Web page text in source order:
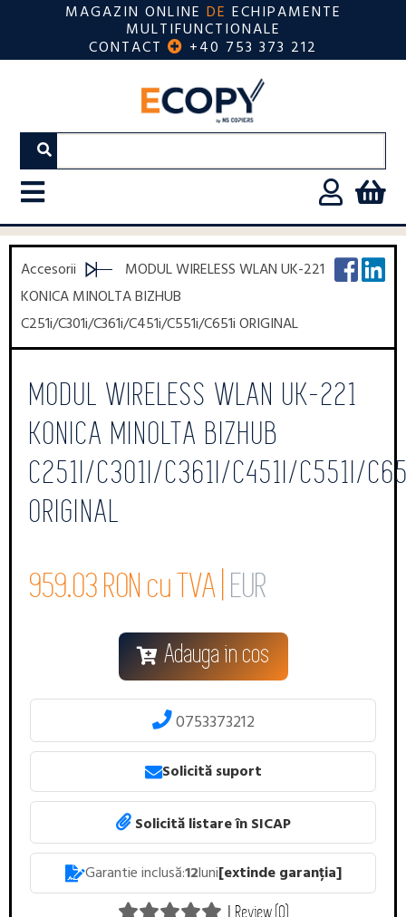
MAGAZIN ONLINE DE ECHIPAMENTE
MULTIFUNCTIONALE
CONTACT +40 753 373 212
Accesorii
MODUL WIRELESS WLAN UK-221
KONICA MINOLTA BIZHUB
C251i/C301i/C361i/C451i/C551i/C651i ORIGINAL
MODUL WIRELESS WLAN UK-221
KONICA MINOLTA BIZHUB
C251I/C301I/C361I/C451I/C551I/
ORIGINAL
959.03 RON cu TVA | EUR
Adauga in cos
0753373212
Solicită suport
Solicită listare în SICAP
Garantie inclusă:12luni[extinde garanția]
Review (0)